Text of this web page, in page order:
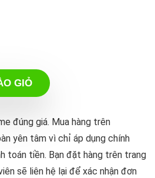
GIỎ
đúng giá. Mua hàng trên
yên tâm vì chỉ áp dụng chính
toán tiền. Bạn đặt hàng trên trang
sẽ liên hệ lại để xác nhận đơn